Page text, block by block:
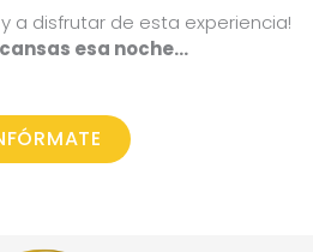
a disfrutar de esta experiencia!
esa noche…